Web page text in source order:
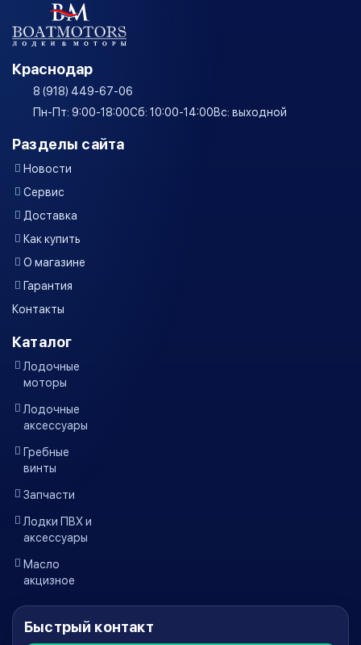
Краснодар
8 (918) 449-67-06
Пн-Пт: 9:00-18:00Сб: 10:00-14:00Вс: выходной
Разделы сайта
Новости
Сервис
Доставка
Как купить
О магазине
Гарантия
Контакты
Каталог
Лодочные
моторы
Лодочные
аксессуары
Гребные
винты
Запчасти
Лодки ПВХ и
аксессуары
Масло
акцизное
Быстрый контакт